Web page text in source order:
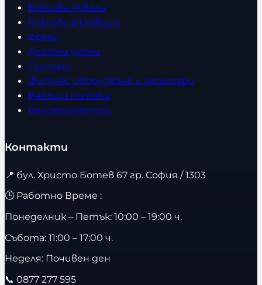
Боксови чували
Боксови ръкавици
Дрехи
Детски дрехи
Суичъри
Фитнес оборудване и аксесоари
Бягащи пътеки
Велоергометри
Контакти
📍 бул. Христо Ботев 67 гр. София / 1303
🕒 Работно Време :
Понеделник – Петък: 10:00 – 19:00 ч.
Събота: 11:00 – 17:00 ч.
Неделя: Почивен ден
📞 0877 277 595